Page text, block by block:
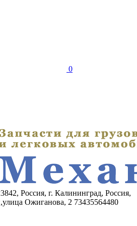
0
Россия, г. Калининград, Россия,
Ожиганова, 2 73435564480